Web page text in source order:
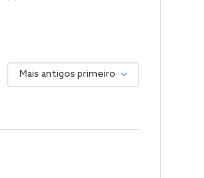
Mais antigos primeiro